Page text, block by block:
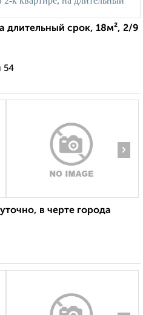
длительный срок, 18м², 2/9
54
›
в черте города